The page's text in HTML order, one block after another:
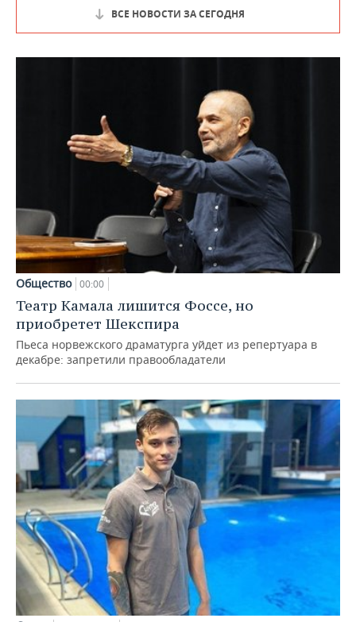
ВСЕ НОВОСТИ ЗА СЕГОДНЯ
Общество 00:00
Театр Камала лишится Фоссе, но
приобретет Шекспира
Пьеса норвежского драматурга уйдет из репертуара в
декабре: запретили правообладатели